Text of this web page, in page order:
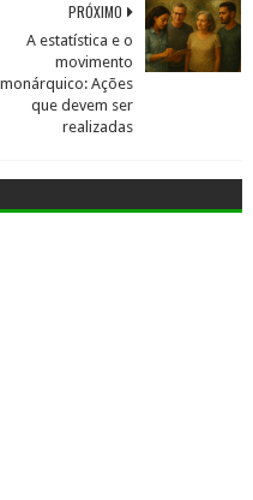
PRÓXIMO
A estatística e o
movimento
monárquico: Ações
que devem ser
realizadas